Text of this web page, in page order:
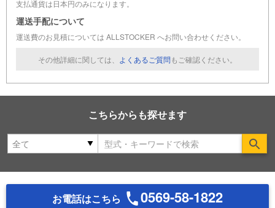
支払通貨は日本円のみになります。
運送手配について
運送費のお見積については ALLSTOCKER へお問い合わせください。
その他詳細に関しては、 よくあるご質問もご確認ください。
こちらからも探せます
お電話はこちら 0569-58-1822